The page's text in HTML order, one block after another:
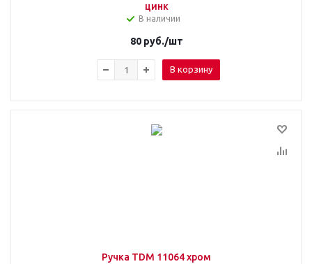
цинк
В наличии
80руб./шт
В корзину
Ручка TDM 11064 хром